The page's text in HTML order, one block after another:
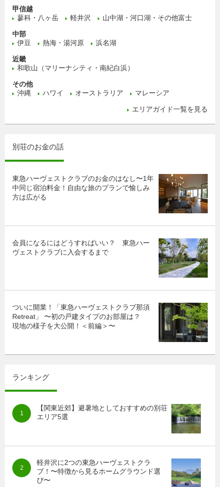
甲信越
蓼科・八ヶ岳
軽井沢 山中湖・河口湖・その他富士
中部
伊豆
熱海・湯河原 浜名湖
近畿
和歌山（マリーナシティ・南紀白浜）
その他
沖縄
ハワイ オーストラリア マレーシア
エリアガイド一覧を見る
別荘のお金の話
東急ハーヴェストクラブのお金のはなし〜1年
中同じ宿泊料金！自由な旅のプランで愉しみ
方は広がる
会員になるにはどうすればいい？ 東急ハー
ヴェストクラブに入会するまで
ついに開業！「東急ハーヴェストクラブ那須
Retreat」 〜初の戸建タイプのお部屋は？
現地の様子を大公開！＜前編＞〜
ランキング
【関東近郊】避暑地としておすすめの別荘
エリア5選
軽井沢に2つの東急ハーヴェストクラ
ブ！〜特徴から見るホームグラウンド選
び〜